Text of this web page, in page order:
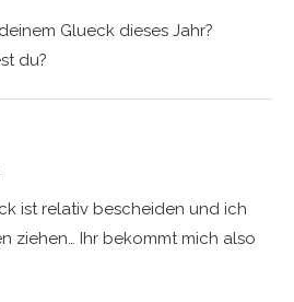
Glueck dieses Jahr?
du?
ist relativ bescheiden und ich
ziehen… Ihr bekommt mich also